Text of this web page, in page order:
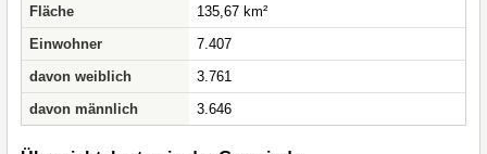
Fläche
135,67 km²
Einwohner
7.407
davon weiblich
3.761
davon männlich
3.646